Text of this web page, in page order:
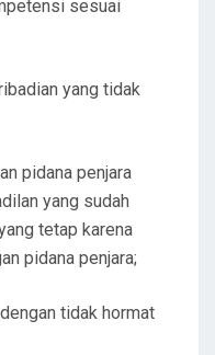
sesuai
yang tidak
pidana penjara
yang sudah
tetap karena
pidana penjara;
tidak hormat